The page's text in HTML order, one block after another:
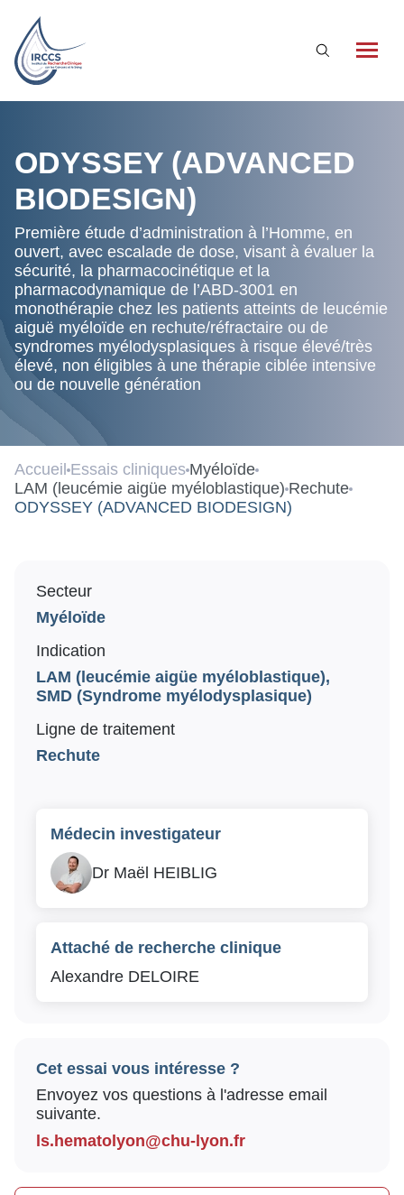
L'association
Nos partenaires
La recherche clinique à l’IRCCS
Qu’est-ce que la recherche clinique ?
La recherche clinique à l’IRCCS
Essais cliniques
Travailler dans la recherche
Nos offres d’emploi
ODYSSEY (ADVANCED
BIODESIGN)
Première étude d’administration à l’Homme, en
ouvert, avec escalade de dose, visant à évaluer la
sécurité, la pharmacocinétique et la
pharmacodynamique de l’ABD-3001 en
monothérapie chez les patients atteints de leucémie
aiguë myéloïde en rechute/réfractaire ou de
syndromes myélodysplasiques à risque élevé/très
élevé, non éligibles à une thérapie ciblée intensive
ou de nouvelle génération
Accueil Essais cliniques Myéloïde
LAM (leucémie aigüe myéloblastique) Rechute
ODYSSEY (ADVANCED BIODESIGN)
Secteur
Myéloïde
Indication
LAM (leucémie aigüe myéloblastique),
SMD (Syndrome myélodysplasique)
Ligne de traitement
Rechute
Médecin investigateur
Dr Maël HEIBLIG
Attaché de recherche clinique
Alexandre DELOIRE
Cet essai vous intéresse ?
Envoyez vos questions à l'adresse email
suivante.
ls.hematolyon@chu-lyon.fr